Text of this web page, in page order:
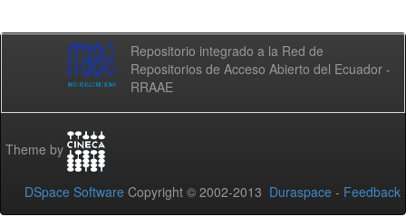
Repositorio integrado a la Red de
Repositorios de Acceso Abierto del Ecuador -
RRAAE
Theme by
DSpace Software Copyright © 2002-2013 Duraspace - Feedback